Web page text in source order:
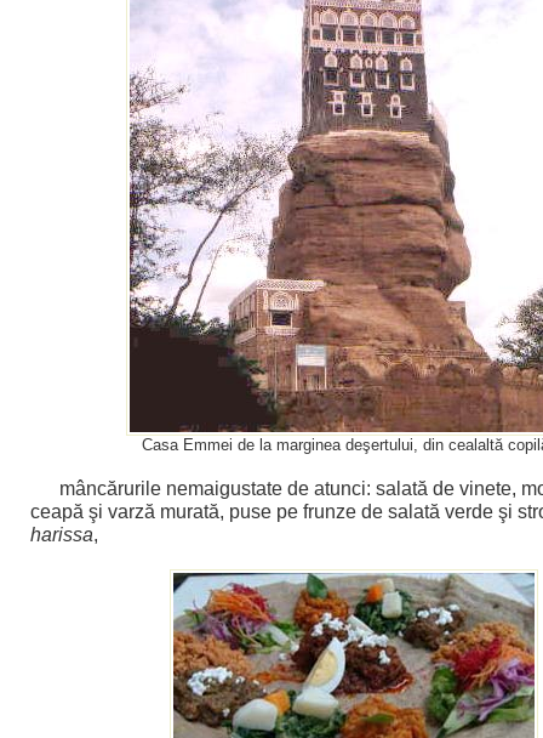
Casa Emmei de la marginea deşertului, din cealaltă
mâncărurile nemaigustate de atunci: salată de vinete,
ceapă şi varză murată, puse pe frunze de salată verde şi
harissa,